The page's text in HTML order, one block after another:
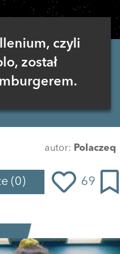
czyli
został
autor: Polaczeq
(0) 69